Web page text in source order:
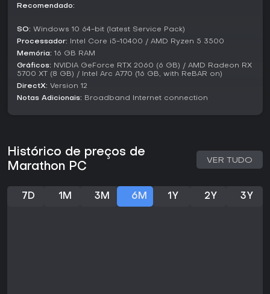
gênero. Se multiplayer tático com pegada sci-fi é o seu
Recomendado:
SO: Windows 10 64-bit (latest Service Pack)
Processador: Intel Core i5-10400 / AMD Ryzen 5 3500
Memória: 16 GB RAM
Gráficos: NVIDIA GeForce RTX 2060 (6 GB) / AMD Radeon RX
5700 XT (8 GB) / Intel Arc A770 (16 GB, with ReBAR on)
DirectX: Version 12
Notas Adicionais: Broadband Internet connection
Histórico de preços de
Marathon PC
VER TUDO
7D 1M 3M 6M 1Y 2Y 3Y